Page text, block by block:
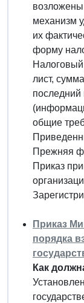
возложены
механизм
их
форму
Налоговый
лист,
последний
общие
Прежняя
Приказ
Приказ
порядка
Как